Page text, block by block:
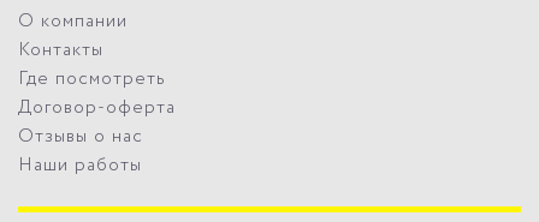
О компании
Контакты
Где посмотреть
Договор-оферта
Отзывы о нас
Наши работы